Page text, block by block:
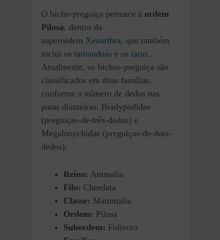
O bicho-preguiça pertence à ordem
Pilosa, dentro da
superordem Xenarthra, que também
inclui os tamanduás e os tatus.
Atualmente, os bichos-preguiça são
classificados em duas famílias,
conforme o número de dedos nas
patas dianteiras: Bradypodidae
(preguiças-de-três-dedos) e
Megalonychidae (preguiças-de-dois-
dedos).
Reino: Animalia
Filo: Chordata
Classe: Mammalia
Ordem: Pilosa
Subordem: Folivora